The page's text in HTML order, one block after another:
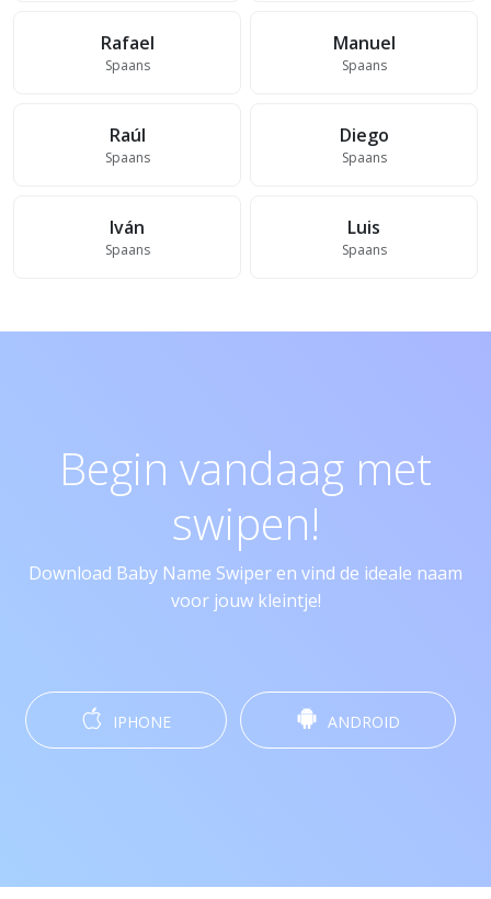
Rafael
Spaans
Manuel
Spaans
Raúl
Spaans
Diego
Spaans
Iván
Spaans
Luis
Spaans
Begin vandaag met
swipen!
Download Baby Name Swiper en vind de ideale naam
voor jouw kleintje!
IPHONE ANDROID